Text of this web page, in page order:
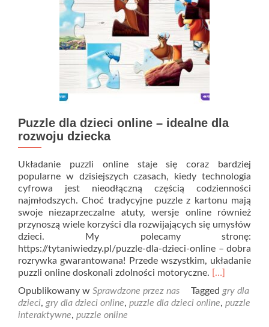
Puzzle dla dzieci online – idealne dla
rozwoju dziecka
Układanie puzzli online staje się coraz bardziej
popularne w dzisiejszych czasach, kiedy technologia
cyfrowa jest nieodłączną częścią codzienności
najmłodszych. Choć tradycyjne puzzle z kartonu mają
swoje niezaprzeczalne atuty, wersje online również
przynoszą wiele korzyści dla rozwijających się umysłów
dzieci. My polecamy stronę:
https://tytaniwiedzy.pl/puzzle-dla-dzieci-online – dobra
rozrywka gwarantowana! Przede wszystkim, układanie
puzzli online doskonali zdolności motoryczne. Read
about
Puzzle
[…]
Opublikowany w Sprawdzone przez nas Tagged gry dla
dzieci, gry dla dzieci online, puzzle dla dzieci online, puzzle
interaktywne, puzzle online